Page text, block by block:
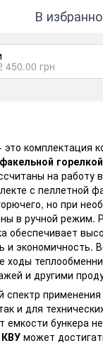
В
450.00 грн
комплектация
на работу
с пеллетной
но при
в ручной режим.
обеспечивает
и экономичность.
ходы
и другими
применения
и для
емкости бункера
КВУ может